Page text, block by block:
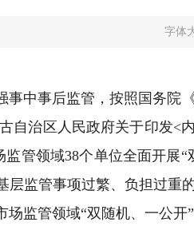
字体
中事后监管，按照国务院
自治区人民政府关于印发<
管领域38个单位全面开展
监管事项过繁、负担过重
监管领域“双随机、一公开